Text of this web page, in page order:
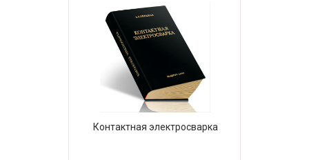
Контактная электросварка